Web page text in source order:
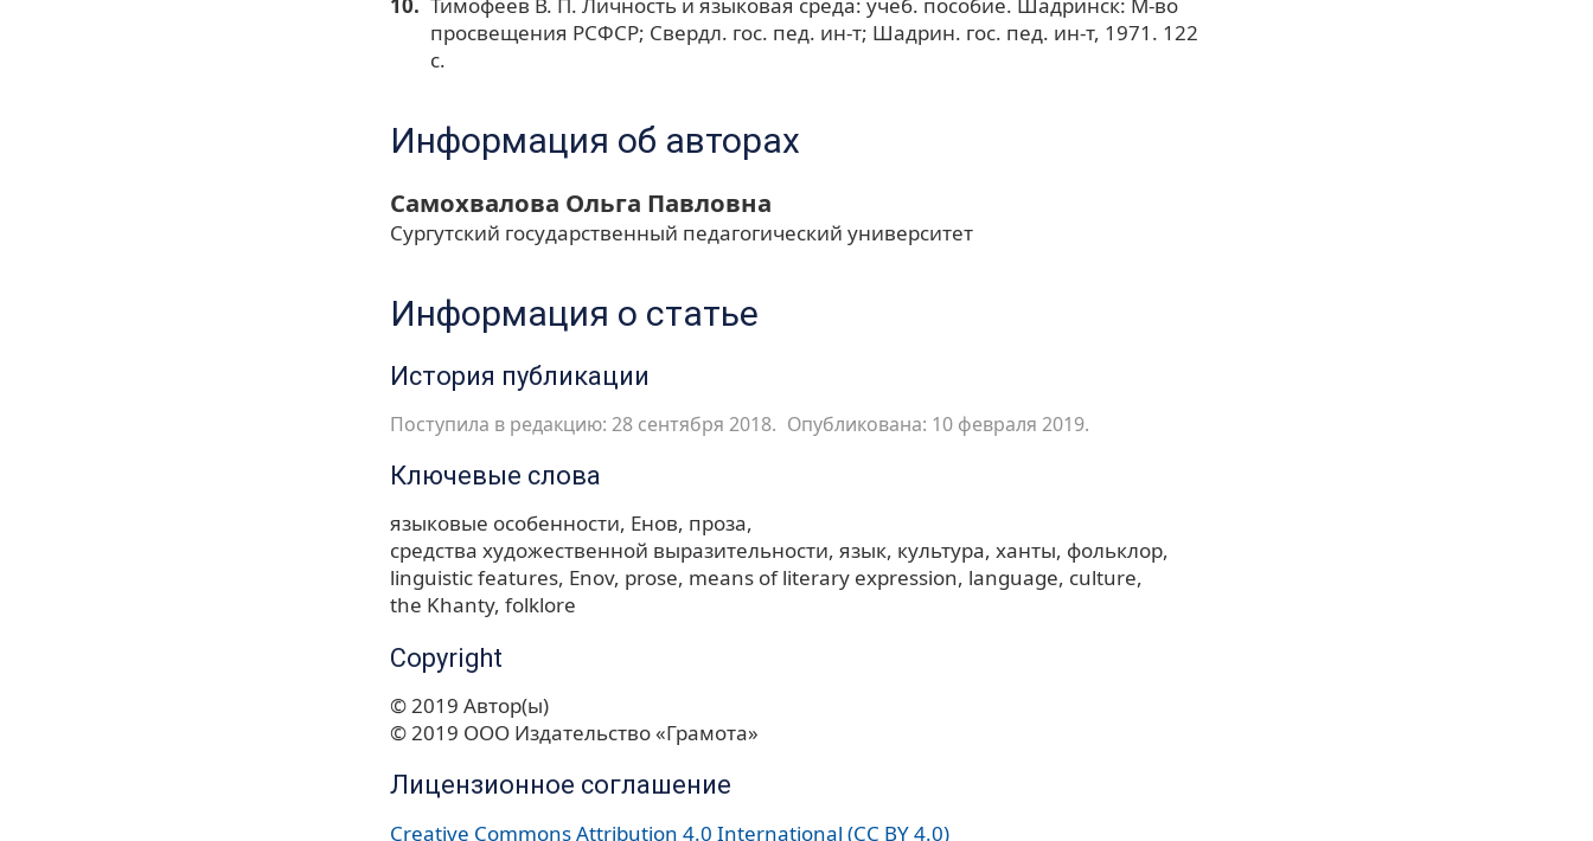
просвещения РСФСР; Свердл. гос. пед. ин-т; Шадрин. гос. пед. ин-т, 1971. 122
с.
Информация об авторах
Самохвалова Ольга Павловна
Сургутский государственный педагогический университет
Информация о статье
История публикации
Поступила в редакцию: 28 сентября 2018. Опубликована: 10 февраля 2019.
Ключевые слова
языковые особенности Енов проза
средства художественной выразительности язык культура ханты фольклор
linguistic features Enov prose means of literary expression language culture
the Khanty folklore
Copyright
© 2019 Автор(ы)
© 2019 ООО Издательство «Грамота»
Лицензионное соглашение
Creative Commons Attribution 4.0 International (CC BY 4.0)